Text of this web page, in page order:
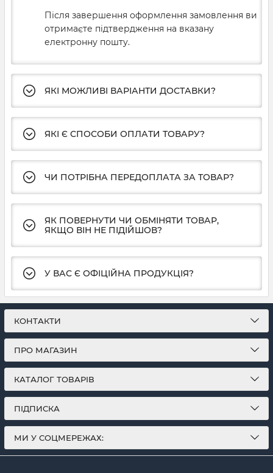
Після завершення оформлення замовлення ви
отримаєте підтвердження на вказану
електронну пошту.
ЯКІ МОЖЛИВІ ВАРІАНТИ ДОСТАВКИ?
ЯКІ Є СПОСОБИ ОПЛАТИ ТОВАРУ?
ЧИ ПОТРІБНА ПЕРЕДОПЛАТА ЗА ТОВАР?
ЯК ПОВЕРНУТИ ЧИ ОБМІНЯТИ ТОВАР,
ЯКЩО ВІН НЕ ПІДІЙШОВ?
У ВАС Є ОФІЦІЙНА ПРОДУКЦІЯ?
КОНТАКТИ
ПРО МАГАЗИН
КАТАЛОГ ТОВАРІВ
ПІДПИСКА
МИ У СОЦМЕРЕЖАХ: